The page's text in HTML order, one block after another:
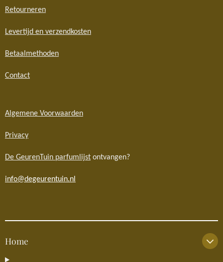
Retourneren
Levertijd en verzendkosten
Betaalmethoden
Contact
Algemene Voorwaarden
Privacy
De GeurenTuin parfumlijst ontvangen?
info@degeurentuin.nl
Home